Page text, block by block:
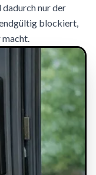
nur der
blockiert,
macht.